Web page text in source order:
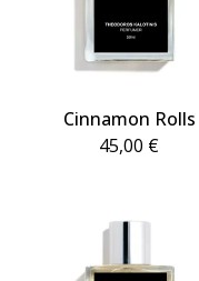
Cinnamon Rolls
45,00 €